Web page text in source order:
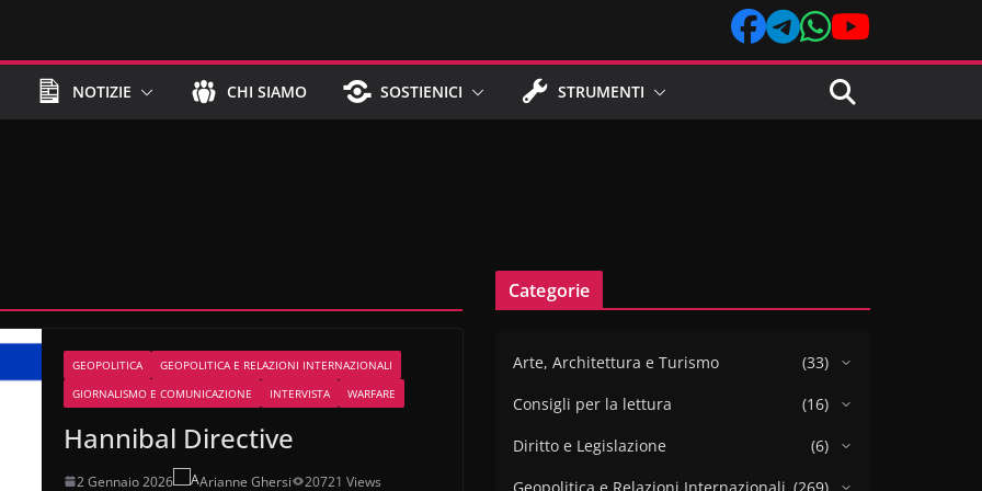
NOTIZIE CHI SIAMO SOSTIENICI STRUMENTI
GEOPOLITICA
GEOPOLITICA E RELAZIONI INTERNAZIONALI
GIORNALISMO E COMUNICAZIONE
INTERVISTA WARFARE
Hannibal Directive
2 Gennaio 2026 Arianne Ghersi
20721 Views
Categorie
Arte, Architettura e Turismo
(33)
Consigli per la lettura
(16)
Diritto e Legislazione
(6)
Geopolitica e Relazioni Internazionali (269)